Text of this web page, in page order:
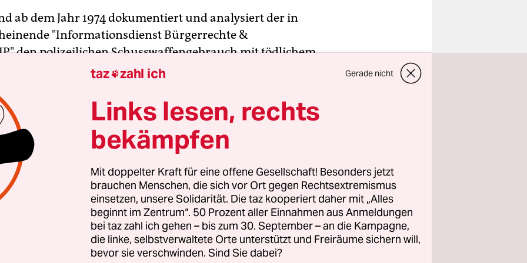
ab dem Jahr 1974 dokumentiert und analysiert der in
"Informationsdienst Bürgerrechte &
den polizeilichen Schusswaffengebrauch mit tödlichem
Berlin sind demnach in den vergangenen 34 Jahren 22
Polizisten im Dienst erschossen worden. Im
erscheint diese Zahl nicht besonders hoch. Die
auch selten für großes Aufsehen, weil Angriffe auf
und immer mehr Täter bewaffnet sind.
taz zahl ich Gerade nicht
Links lesen, rechts
bekämpfen
Mit doppelter Kraft für eine offene Gesellschaft! Besonders jetzt
brauchen Menschen, die sich vor Ort gegen Rechtsextremismus
einsetzen, unsere Solidarität. Die taz kooperiert daher mit „Alles
beginnt im Zentrum“. 50 Prozent aller Einnahmen aus Anmeldungen
bei taz zahl ich gehen – bis zum 30. September – an die Kampagne,
die linke, selbstverwaltete Orte unterstützt und Freiräume sichern will,
bevor sie verschwinden. Sind Sie dabei?